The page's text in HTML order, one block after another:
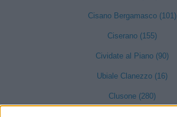
Cisano Bergamasco (101)
Ciserano (155)
Cividate al Piano (90)
Ubiale Clanezzo (16)
Clusone (280)